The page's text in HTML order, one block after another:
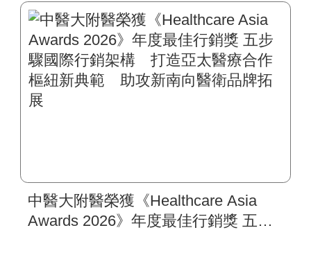
東馬
中醫大附醫榮獲《Healthcare Asia
Awards 2026》年度最佳行銷獎 五步